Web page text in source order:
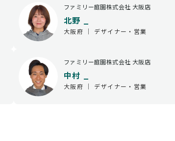
ファミリー庭園株式会社 大阪店
北野 _
大阪府 ｜ デザイナー・営業
ファミリー庭園株式会社 大阪店
中村 _
大阪府 ｜ デザイナー・営業